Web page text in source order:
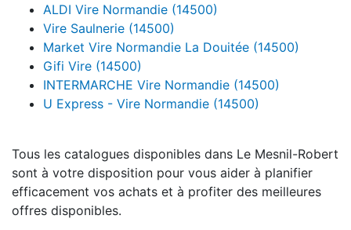
ALDI Vire Normandie (14500)
Vire Saulnerie (14500)
Market Vire Normandie La Douitée (14500)
Gifi Vire (14500)
INTERMARCHE Vire Normandie (14500)
U Express - Vire Normandie (14500)
Tous les catalogues disponibles dans Le Mesnil-Robert
sont à votre disposition pour vous aider à planifier
efficacement vos achats et à profiter des meilleures
offres disponibles.